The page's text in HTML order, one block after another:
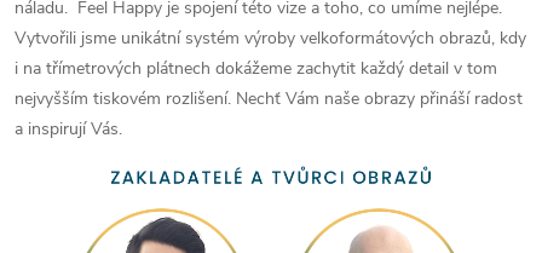
náladu. Feel Happy je spojení této vize a toho, co umíme nejlépe.
Vytvořili jsme unikátní systém výroby velkoformátových obrazů, kdy
i na třímetrových plátnech dokážeme zachytit každý detail v tom
nejvyšším tiskovém rozlišení. Nechť Vám naše obrazy přináší radost
a inspirují Vás.